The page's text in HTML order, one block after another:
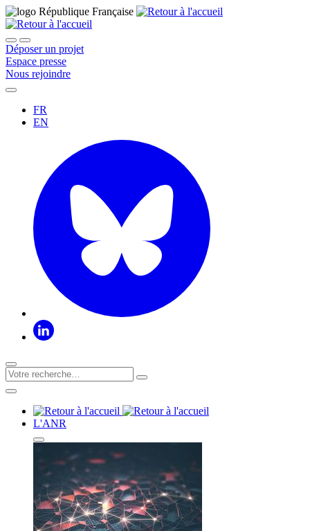
Déposer un projet
Espace presse
Nous rejoindre
FR
EN
L'ANR